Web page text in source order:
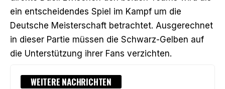
ein entscheidendes Spiel im Kampf um die
Deutsche Meisterschaft betrachtet. Ausgerechnet
in dieser Partie müssen die Schwarz-Gelben auf
die Unterstützung ihrer Fans verzichten.
WEITERE NACHRICHTEN